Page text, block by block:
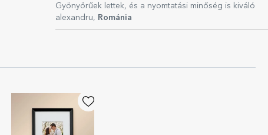
Gyönyörűek lettek, és a nyomtatási minőség is kiváló
alexandru, Románia